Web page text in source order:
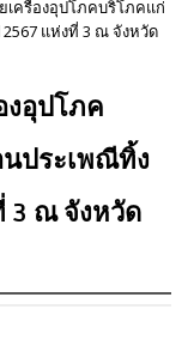
เครื่องอุปโภคบริโภคแก่
แห่งที่ 3 ณ จังหวัด
งอุปโภค
นประเพณีทิ้ง
3 ณ จังหวัด